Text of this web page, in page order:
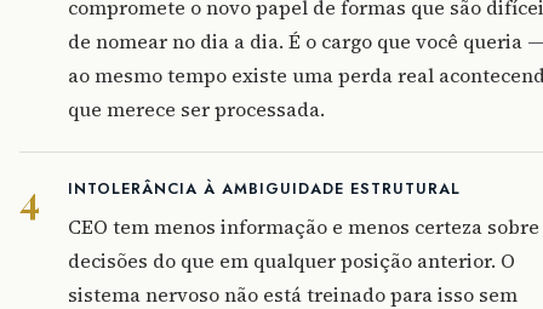
compromete o novo papel de formas que são
de nomear no dia a dia. É o cargo que você queria
ao mesmo tempo existe uma perda real
que merece ser processada.
4 INTOLERÂNCIA À AMBIGUIDADE ESTRUTURAL
CEO tem menos informação e menos certeza sobre
decisões do que em qualquer posição anterior. O
sistema nervoso não está treinado para isso sem